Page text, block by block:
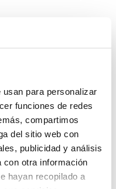
para personalizar
funciones de redes
compartimos
del sitio web con
publicidad y análisis
con otra información
hayan recopilado a